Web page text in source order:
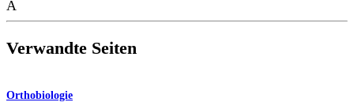
A
Verwandte Seiten
Orthobiologie